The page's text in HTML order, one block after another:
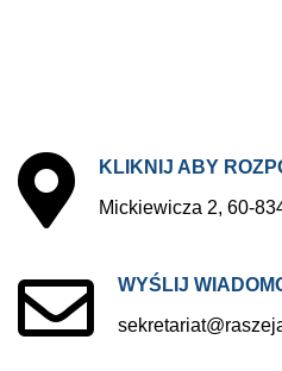
KLIKNIJ ABY
Mickiewicza 2, 60-
WYŚLIJ